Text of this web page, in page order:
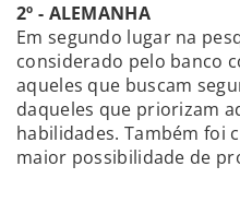
2º - ALEMANHA
Em segundo lugar na
considerado pelo banco
aqueles que buscam
daqueles que priorizam
habilidades. Também foi
maior possibilidade de